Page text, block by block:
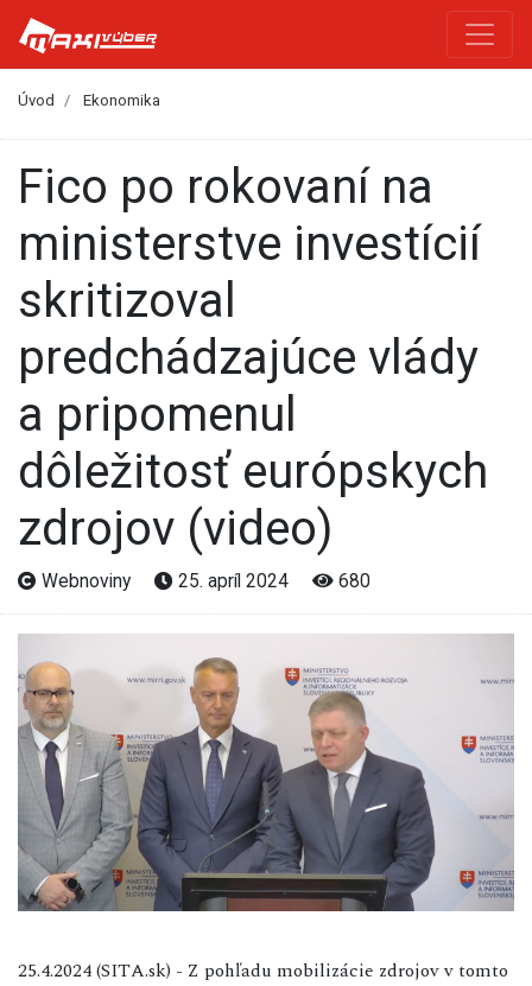
Úvod Ekonomika
Fico po rokovaní na
ministerstve investícií
skritizoval
predchádzajúce vlády
a pripomenul
dôležitosť európskych
zdrojov (video)
Webnoviny 25. apríl 2024 680
25.4.2024 (SITA.sk) - Z pohľadu mobilizácie zdrojov v tomto